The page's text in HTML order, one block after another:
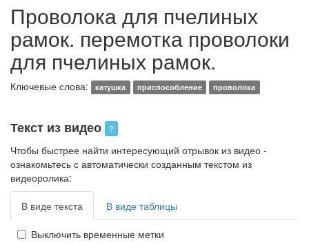
Проволока для пчелиных
рамок. перемотка проволоки
для пчелиных рамок.
Ключевые слова: катушка приспособление проволока
Текст из видео ?
Чтобы быстрее найти интересующий отрывок из видео -
ознакомьтесь с автоматически созданным текстом из
видеоролика:
В виде текста В виде таблицы
Выключить временные метки